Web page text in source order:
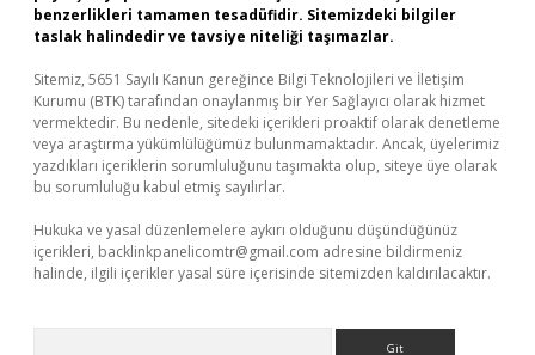
benzerlikleri tamamen tesadüfidir. Sitemizdeki bilgiler
taslak halindedir ve tavsiye niteliği taşımazlar.
Sitemiz, 5651 Sayılı Kanun gereğince Bilgi Teknolojileri ve İletişim
Kurumu (BTK) tarafından onaylanmış bir Yer Sağlayıcı olarak hizmet
vermektedir. Bu nedenle, sitedeki içerikleri proaktif olarak denetleme
veya araştırma yükümlülüğümüz bulunmamaktadır. Ancak, üyelerimiz
yazdıkları içeriklerin sorumluluğunu taşımakta olup, siteye üye olarak
bu sorumluluğu kabul etmiş sayılırlar.
Hukuka ve yasal düzenlemelere aykırı olduğunu düşündüğünüz
içerikleri, backlinkpanelicomtr@gmail.com adresine bildirmeniz
halinde, ilgili içerikler yasal süre içerisinde sitemizden kaldırılacaktır.